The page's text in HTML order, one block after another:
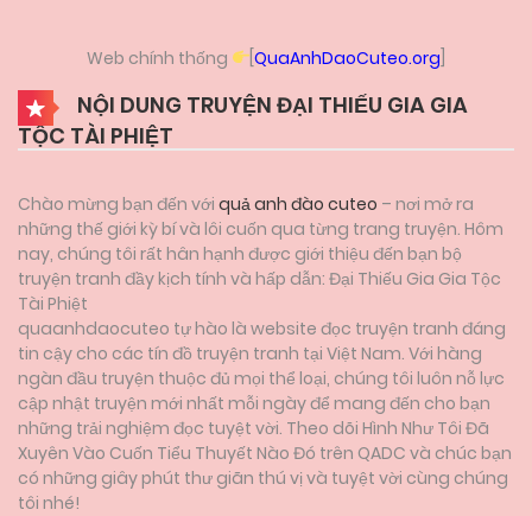
Web chính thống [QuaAnhDaoCuteo.org
NỘI DUNG TRUYỆN ĐẠI THIẾU GIA GIA
TỘC TÀI PHIỆT
Chào mừng bạn đến với quả anh đào cuteo – nơi mở ra
những thế giới kỳ bí và lôi cuốn qua từng trang truyện. Hôm
nay, chúng tôi rất hân hạnh được giới thiệu đến bạn bộ
truyện tranh đầy kịch tính và hấp dẫn: Đại Thiếu Gia Gia Tộc
Tài Phiệt
quaanhdaocuteo tự hào là website đọc truyện tranh đáng
tin cậy cho các tín đồ truyện tranh tại Việt Nam. Với hàng
ngàn đầu truyện thuộc đủ mọi thể loại, chúng tôi luôn nỗ lực
cập nhật truyện mới nhất mỗi ngày để mang đến cho bạn
những trải nghiệm đọc tuyệt vời. Theo dõi Hình Như Tôi Đã
Xuyên Vào Cuốn Tiểu Thuyết Nào Đó trên QADC và chúc bạn
có những giây phút thư giãn thú vị và tuyệt vời cùng chúng
tôi nhé!